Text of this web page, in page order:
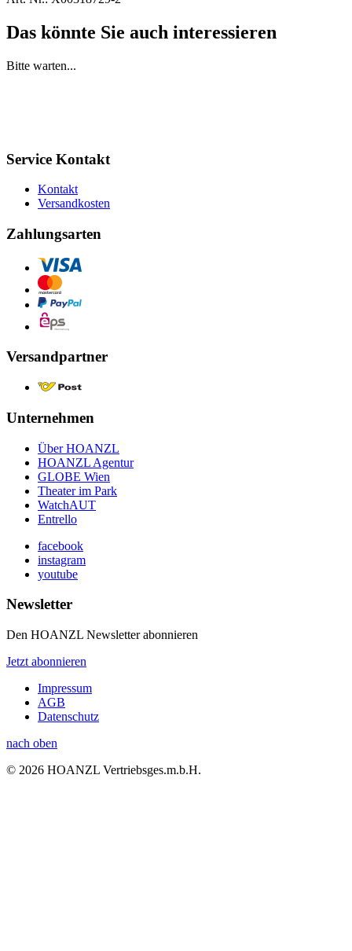
Das könnte Sie auch interessieren
Bitte warten...
Service Kontakt
Kontakt
Versandkosten
Zahlungsarten
Versandpartner
Unternehmen
Über HOANZL
HOANZL Agentur
GLOBE Wien
Theater im Park
WatchAUT
Entrello
facebook
instagram
youtube
Newsletter
Den HOANZL Newsletter abonnieren
Jetzt abonnieren
Impressum
AGB
Datenschutz
nach oben
© 2026 HOANZL Vertriebsges.m.b.H.